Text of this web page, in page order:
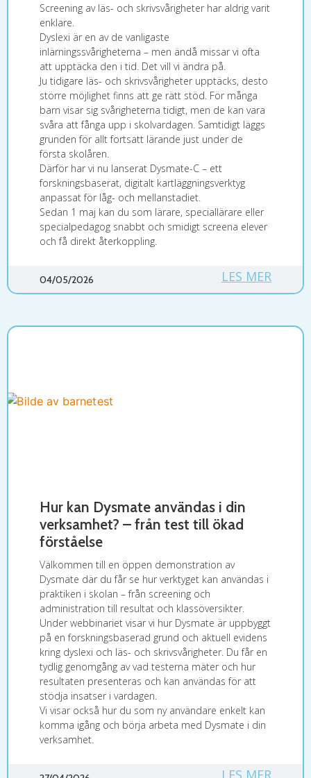
Screening av läs- och skrivsvårigheter har aldrig varit
enklare.
Dyslexi är en av de vanligaste
inlärningssvårigheterna – men ändå missar vi ofta
att upptäcka den i tid. Det vill vi ändra på.
Ju tidigare läs- och skrivsvårigheter upptäcks, desto
större möjlighet finns att ge rätt stöd. För många
barn visar sig svårigheterna tidigt, men de kan vara
svåra att fånga upp i skolvardagen. Samtidigt läggs
grunden för allt fortsatt lärande just under de
första skolåren.
Därför har vi nu lanserat Dysmate-C – ett
forskningsbaserat, digitalt kartläggningsverktyg
anpassat för låg- och mellanstadiet.
Sedan 1 maj kan du som lärare, speciallärare eller
specialpedagog snabbt och smidigt screena elever
och få direkt återkoppling.
LES MER
04/05/2026
Hur kan Dysmate användas i din
verksamhet? – från test till ökad
förståelse
Välkommen till en öppen demonstration av
Dysmate där du får se hur verktyget kan användas i
praktiken i skolan – från screening och
administration till resultat och klassöversikter.
Under webbinariet visar vi hur Dysmate är uppbyggt
på en forskningsbaserad grund och aktuell evidens
kring dyslexi och läs- och skrivsvårigheter. Du får en
tydlig genomgång av vad testerna mäter och hur
resultaten presenteras och kan användas för att
stödja insatser i vardagen.
Vi visar också hur du som ny användare enkelt kan
komma igång och börja arbeta med Dysmate i din
verksamhet.
LES MER